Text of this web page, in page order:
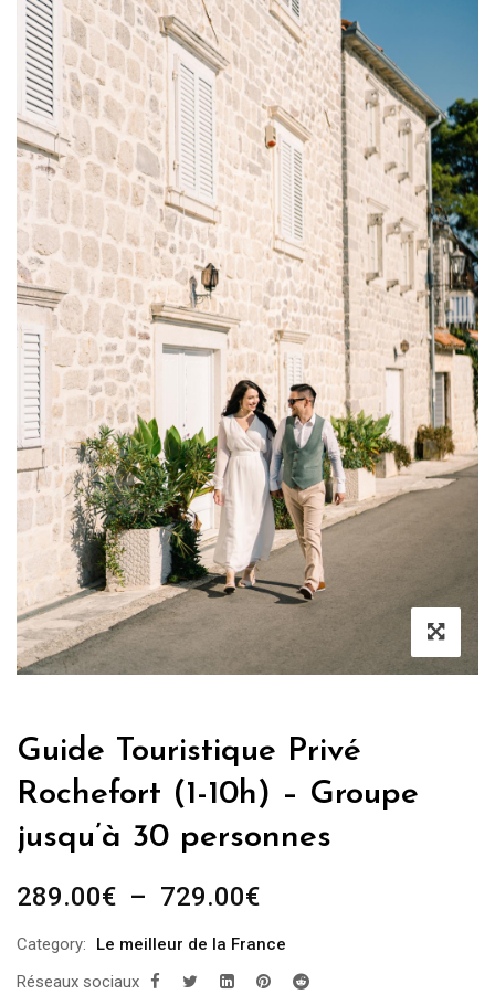
Guide Touristique Privé
Rochefort (1-10h) – Groupe
jusqu’à 30 personnes
289.00€ – 729.00€Plage
prix :
289.00€
Category:
Le meilleur de la France
Réseaux sociaux